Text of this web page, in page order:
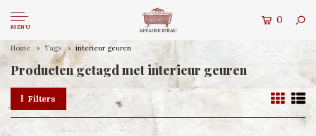
MENU
0
Home Tags interieur geuren
Producten getagd met interieur geuren
Filters